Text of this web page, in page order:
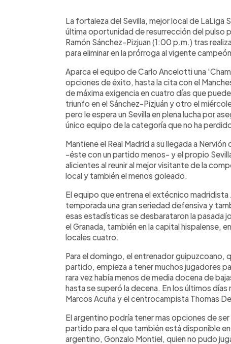
Escuchar artículo
La fortaleza del Sevilla, mejor local de LaLiga
última oportunidad de resurrección del pulso
Ramón Sánchez-Pizjuan (1:00 p.m.) tras
para eliminar en la prórroga al vigente
Aparca el equipo de Carlo Ancelotti una
opciones de éxito, hasta la cita con el
de máxima exigencia en cuatro días que
triunfo en el Sánchez-Pizjuán y otro el
pero le espera un Sevilla en plena lucha por
único equipo de la categoría que no ha
Mantiene el Real Madrid a su llegada a
-éste con un partido menos- y el propio
alicientes al reunir al mejor visitante de la
local y también el menos goleado.
El equipo que entrena el extécnico
temporada una gran seriedad defensiva y
esas estadísticas se desbarataron la pasada
el Granada, también en la capital hispalense,
locales cuatro.
Para el domingo, el entrenador guipuzcoano,
partido, empieza a tener muchos jugadores
rara vez había menos de media docena de
hasta se superó la decena. En los últimos
Marcos Acuña y el centrocampista Thomas
El argentino podría tener mas opciones de
partido para el que también está disponible
argentino, Gonzalo Montiel, quien no pudo